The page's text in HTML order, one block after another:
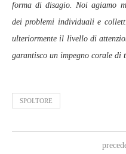
forma di disagio. Noi agiamo
dei problemi individuali e
ulteriormente il livello di
garantisco un impegno corale di
SPOLTORE